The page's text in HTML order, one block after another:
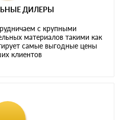
ДИЛЕРЫ
с крупными
материалов такими как
самые выгодные цены
клиентов